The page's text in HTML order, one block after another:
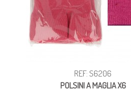
REF: S6206
POLSINI A MAGLIA X6